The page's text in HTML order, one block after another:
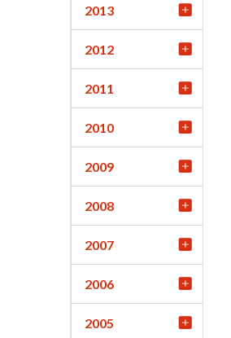
2013
2012
2011
2010
2009
2008
2007
2006
2005